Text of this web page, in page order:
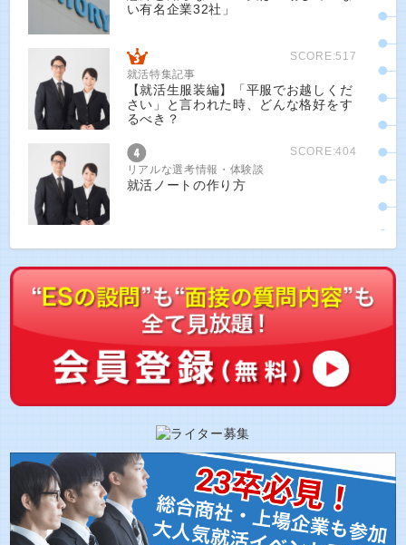
い有名企業32社」
SCORE:517
就活特集記事
【就活生服装編】「平服でお越しくだ
さい」と言われた時、どんな格好をす
るべき？
SCORE:404
リアルな選考情報・体験談
就活ノートの作り方